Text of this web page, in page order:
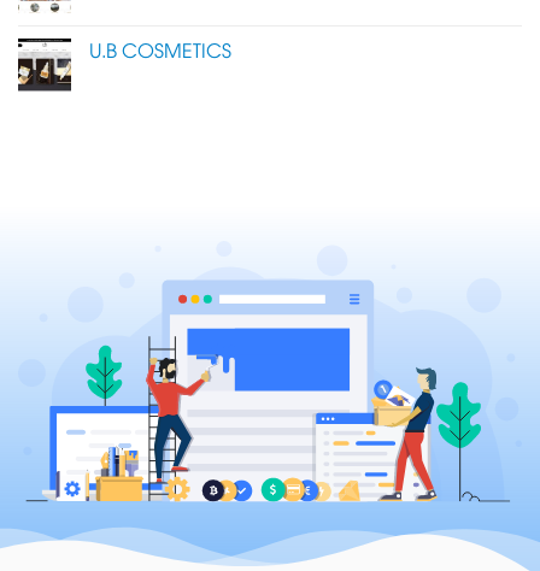
U.B COSMETICS